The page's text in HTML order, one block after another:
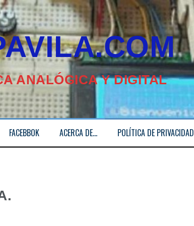
ANALÓGICA Y DIGITAL
FACEBBOK ACERCA DE… POLÍTICA DE PRIVACIDAD